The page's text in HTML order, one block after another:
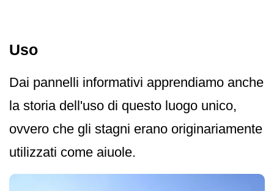
Uso
Dai pannelli informativi apprendiamo anche
la storia dell'uso di questo luogo unico,
ovvero che gli stagni erano originariamente
utilizzati come aiuole.